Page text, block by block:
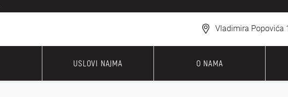
Vladimira Popovića
USLOVI NAJMA O NAMA